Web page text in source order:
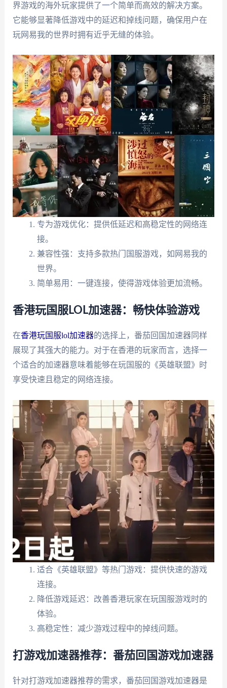
界游戏的海外玩家提供了一个简单而高效的解决方案。
它能够显著降低游戏中的延迟和掉线问题，确保用户在
玩网易我的世界时拥有近乎无缝的体验。
专为游戏优化：提供低延迟和高稳定性的网络连
接。
兼容性强：支持多款热门国服游戏，如网易我的
世界。
简单易用：一键连接，使得游戏体验更加流畅。
香港玩国服LOL加速器：畅快体验游戏
在香港玩国服lol加速器的选择上，番茄回国加速器同样
展现了其强大的能力。对于在香港的玩家而言，选择一
个适合的加速器意味着能够在玩国服的《英雄联盟》时
享受快速且稳定的网络连接。
适合《英雄联盟》等热门游戏：提供快速的游戏
连接。
降低游戏延迟：改善香港玩家在玩国服游戏时的
体验。
高稳定性：减少游戏过程中的掉线问题。
打游戏加速器推荐：番茄回国游戏加速器
针对打游戏加速器推荐的需求，番茄回国游戏加速器是